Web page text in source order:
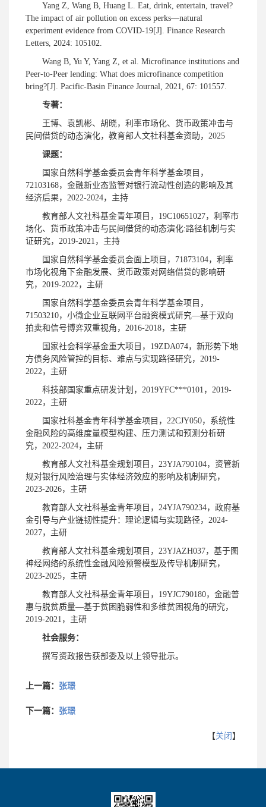
Yang Z, Wang B, Huang L. Eat, drink, entertain, travel?
The impact of air pollution on excess perks—natural
experiment evidence from COVID-19[J]. Finance Research
Letters, 2024: 105102.
Wang B, Yu Y, Yang Z, et al. Microfinance institutions and
Peer-to-Peer lending: What does microfinance competition
bring?[J]. Pacific-Basin Finance Journal, 2021, 67: 101557.
专著：
王博、袁凯彬、胡晓，利率市场化、货币政策冲击与
民间借贷的动态演化，教育部人文社科基金资助，2025
课题：
国家自然科学基金委员会青年科学基金项目，
72103168，金融新业态监管对银行流动性创造的影响及其
经济后果，2022-2024，主持
教育部人文社科基金青年项目，19C10651027，利率市
场化、货币政策冲击与民间借贷的动态演化:路径机制与实
证研究，2019-2021，主持
国家自然科学基金委员会面上项目，71873104，利率
市场化视角下金融发展、货币政策对网络借贷的影响研
究，2019-2022，主研
国家自然科学基金委员会青年科学基金项目，
71503210，小微企业互联网平台融资模式研究—基于双向
拍卖和信号博弈双重视角，2016-2018，主研
国家社会科学基金重大项目，19ZDA074，新形势下地
方债务风险管控的目标、难点与实现路径研究，2019-
2022，主研
科技部国家重点研发计划，2019YFC***0101，2019-
2022，主研
国家社科基金青年科学基金项目，22CJY050，系统性
金融风险的高维度量模型构建、压力测试和预测分析研
究，2022-2024，主研
教育部人文社科基金规划项目，23YJA790104，资管新
规对银行风险治理与实体经济效应的影响及机制研究，
2023-2026，主研
教育部人文社科基金青年项目，24YJA790234，政府基
金引导与产业链韧性提升：理论逻辑与实现路径，2024-
2027，主研
教育部人文社科基金规划项目，23YJAZH037，基于图
神经网络的系统性金融风险预警模型及传导机制研究，
2023-2025，主研
教育部人文社科基金青年项目，19YJC790180，金融普
惠与脱贫质量—基于贫困脆弱性和多维贫困视角的研究，
2019-2021，主研
社会服务：
撰写资政报告获部委及以上领导批示。
上一篇： 张璟
下一篇： 张璟
【关闭 】